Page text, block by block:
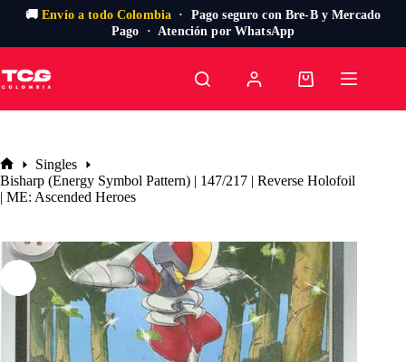
🚚Envío a todo Colombia · Pago seguro con Bre-B y Mercado
Pago · Atención por WhatsApp
al
contenido
Carro
Inicio
Singles
Bisharp (Energy Symbol Pattern) | 147/217 | Reverse Holofoil
| ME: Ascended Heroes